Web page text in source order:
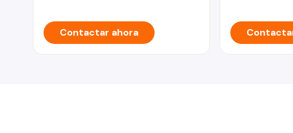
Contactar ahora